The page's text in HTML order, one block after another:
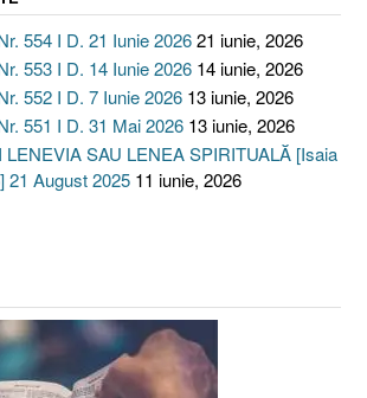
554 I D. 21 Iunie 202621 iunie, 2026
553 I D. 14 Iunie 2026 14 iunie, 2026
552 I D. 7 Iunie 2026 13 iunie, 2026
551 I D. 31 Mai 2026 13 iunie, 2026
LENEVIA SAU LENEA SPIRITUALĂ [Isaia
21 August 2025 11 iunie, 2026